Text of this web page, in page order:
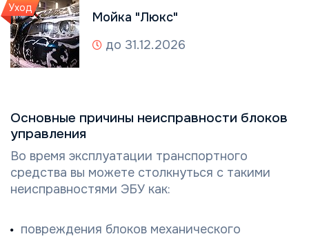
Основные причины неисправности блоков
управления
Во время эксплуатации транспортного
средства вы можете столкнуться с такими
неисправностями ЭБУ как:
повреждения блоков механического
Уход
Мойка "Люкс"
до 31.12.2026